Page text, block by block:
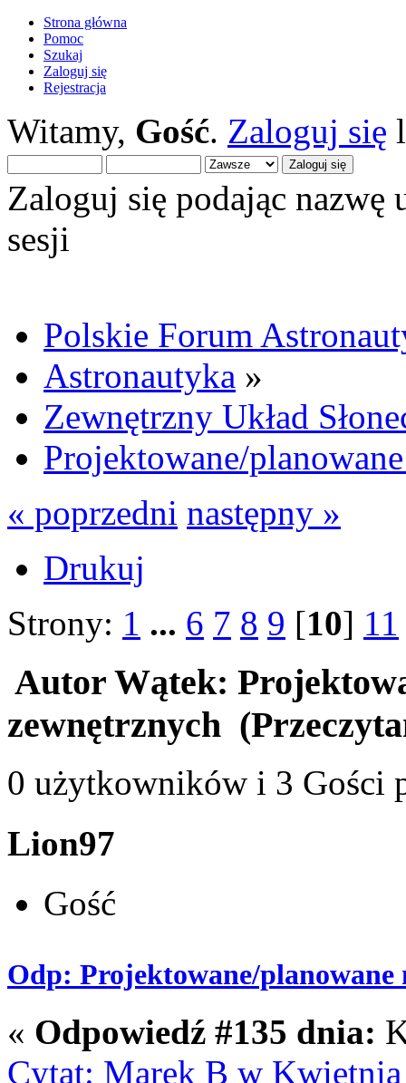
Strona główna
Pomoc
Szukaj
Zaloguj się
Rejestracja
Witamy, Gość. Zaloguj się
Zaloguj się podając nazwę
sesji
Polskie Forum
Astronautyka »
Zewnętrzny Układ
Projektowane/
« poprzedni następny »
Drukuj
Strony: 1 ... 6 7 8 9 [10] 11
Autor Wątek:
zewnętrznych
0 użytkowników i 3 Gości
Lion97
Gość
Odp: Projektowane/
« Odpowiedź #135 dnia:
Cytat: Marek B w